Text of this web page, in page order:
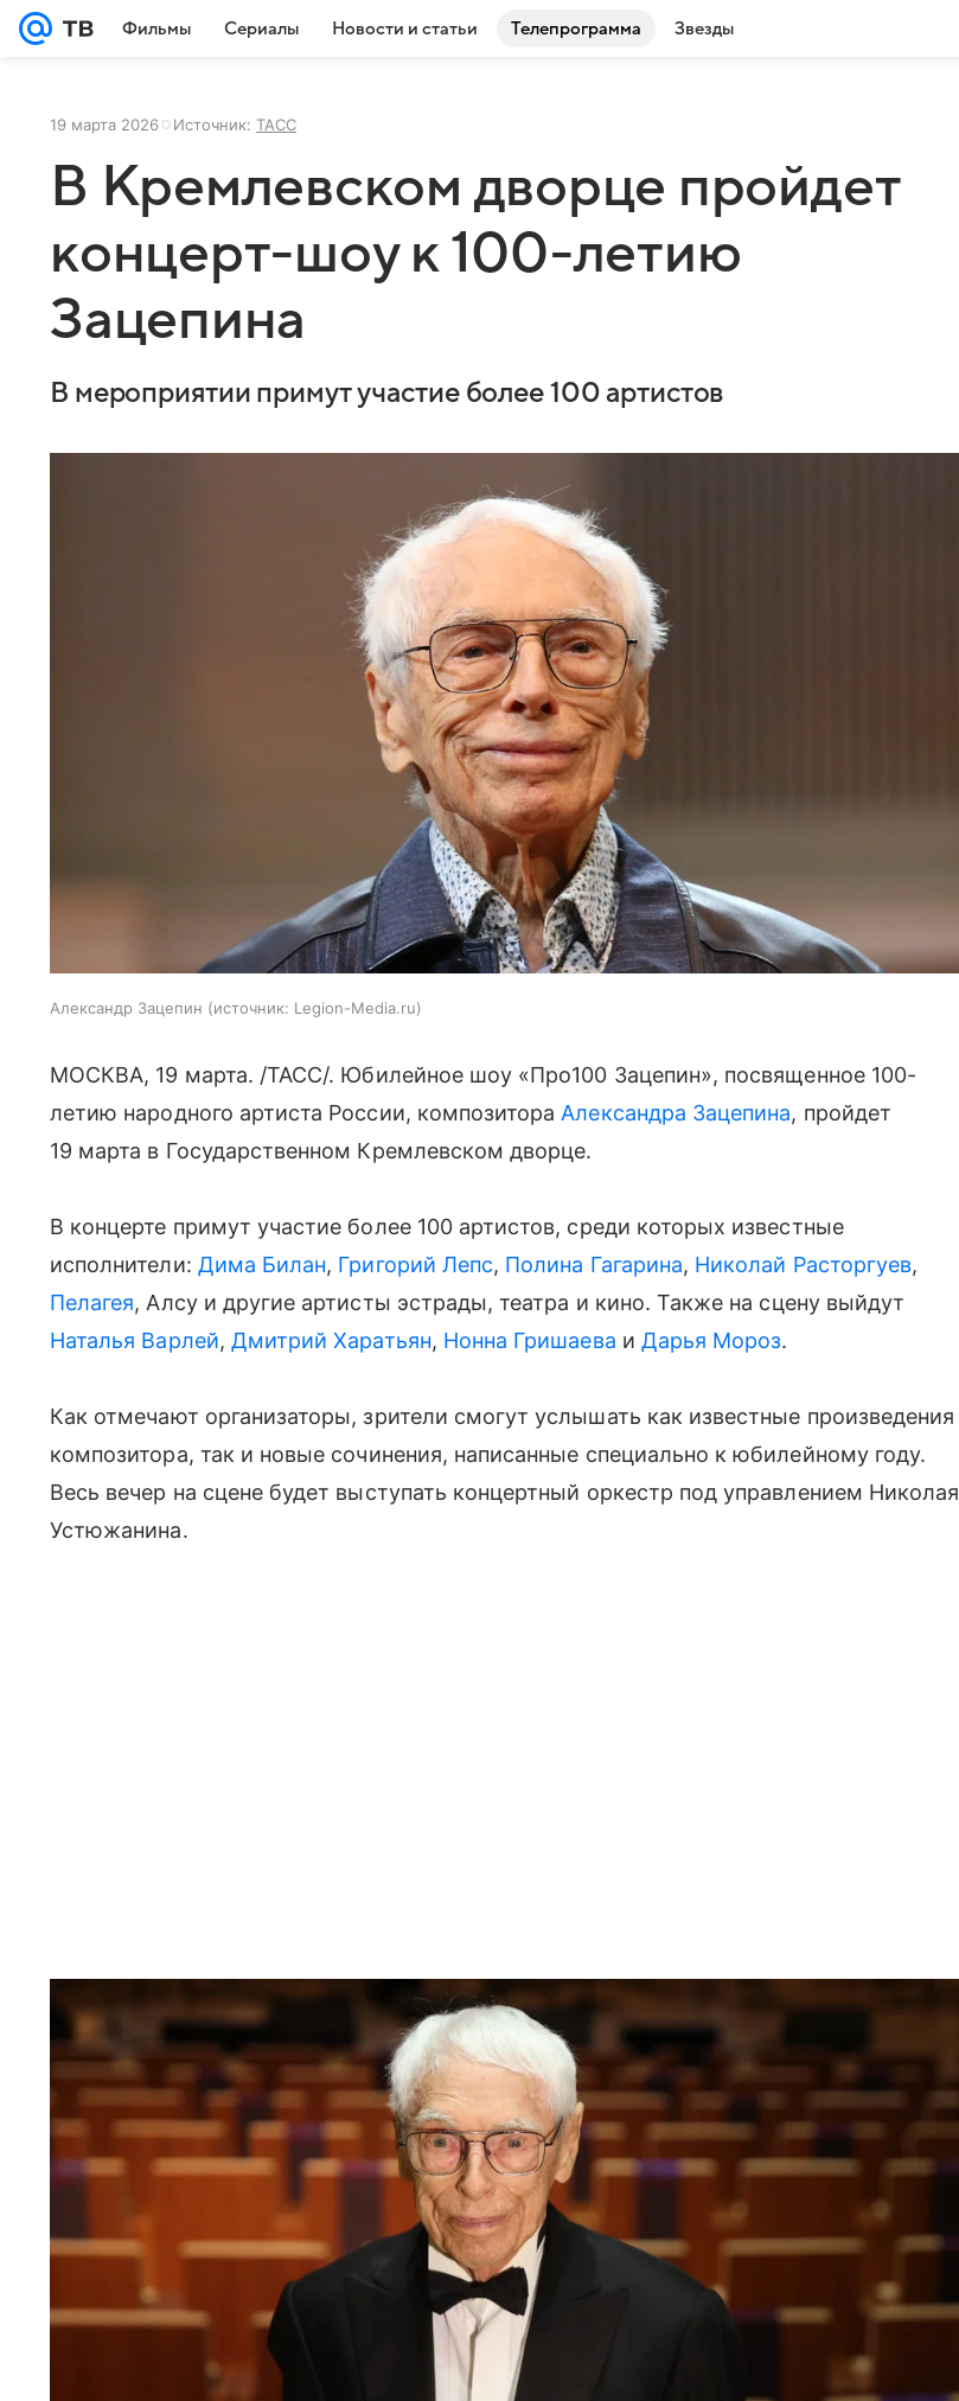
Фильмы Сериалы Новости и статьи Телепрограмма Звезды
19 марта 2026 Источник: ТАСС
В Кремлевском дворце пройдет
концерт-шоу к 100-летию
Зацепина
В мероприятии примут участие более 100 артистов
Александр Зацепин источник: Legion-Media.ru
МОСКВА, 19 марта. /ТАСС/. Юбилейное шоу «Про100 Зацепин», посвященное 100-
летию народного артиста России, композитора Александра Зацепина, пройдет
19 марта в Государственном Кремлевском дворце.
В концерте примут участие более 100 артистов, среди которых известные
исполнители: Дима Билан, Григорий Лепс, Полина Гагарина, Николай Расторгуев,
Пелагея, Алсу и другие артисты эстрады, театра и кино. Также на сцену выйдут
Наталья Варлей, Дмитрий Харатьян, Нонна Гришаева и Дарья Мороз.
Как отмечают организаторы, зрители смогут услышать как известные произведения
композитора, так и новые сочинения, написанные специально к юбилейному году.
Весь вечер на сцене будет выступать концертный оркестр под управлением Николая
Устюжанина.